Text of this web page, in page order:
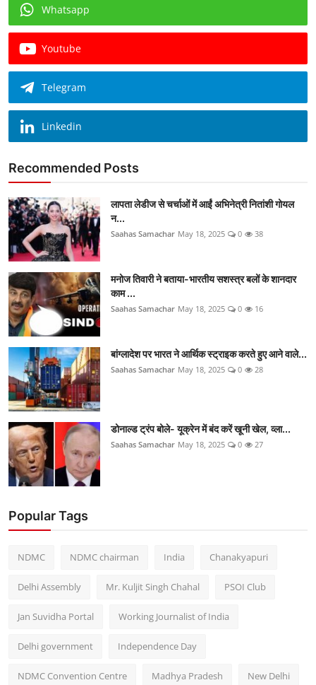
Whatsapp
Youtube
Telegram
Linkedin
Recommended Posts
लापता लेडीज से चर्चाओं में आईं अभिनेत्री नितांशी गोयल
न...
Saahas Samachar May 18, 2025 0 38
मनोज तिवारी ने बताया-भारतीय सशस्त्र बलों के शानदार
काम ...
Saahas Samachar May 18, 2025 0 16
बांग्लादेश पर भारत ने आर्थिक स्ट्राइक करते हुए आने वाले...
Saahas Samachar May 18, 2025 0 28
डोनाल्ड ट्रंप बोले- यूक्रेन में बंद करें खूनी खेल, व्ला...
Saahas Samachar May 18, 2025 0 27
Popular Tags
NDMC NDMC chairman India Chanakyapuri
Delhi Assembly Mr. Kuljit Singh Chahal PSOI Club
Jan Suvidha Portal Working Journalist of India
Delhi government Independence Day
NDMC Convention Centre Madhya Pradesh New Delhi